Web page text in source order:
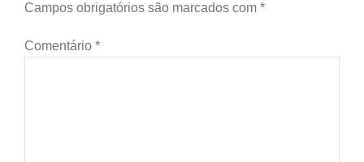
Campos obrigatórios são marcados com *
Comentário *